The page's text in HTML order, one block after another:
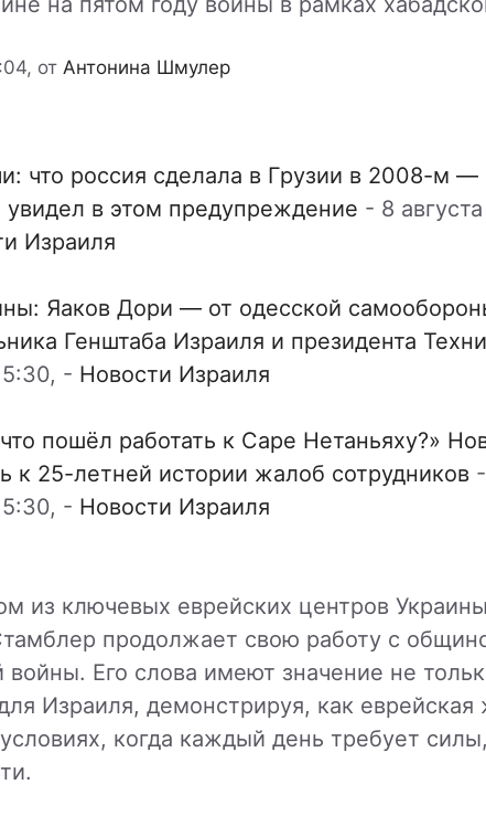
от Антонина Шмулер
что россия сделала в Грузии в 2008-м —
в этом предупреждение - 8
Израиля
Яаков Дори — от одесской
Генштаба Израиля и президента
- Новости Израиля
пошёл работать к Саре Нетаньяху?»
к 25-летней истории жалоб сотрудников -
- Новости Израиля
из ключевых еврейских центров
продолжает свою работу с
Его слова имеют значение не
Израиля, демонстрируя, как еврейская
когда каждый день требует